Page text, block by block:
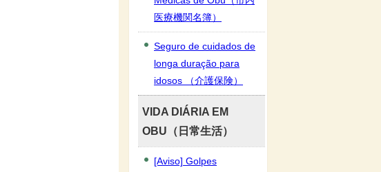
医療機関名簿）
Seguro de cuidados de
longa duração para
idosos （介護保険）
VIDA DIÁRIA EM
OBU（日常生活）
[Aviso] Golpes